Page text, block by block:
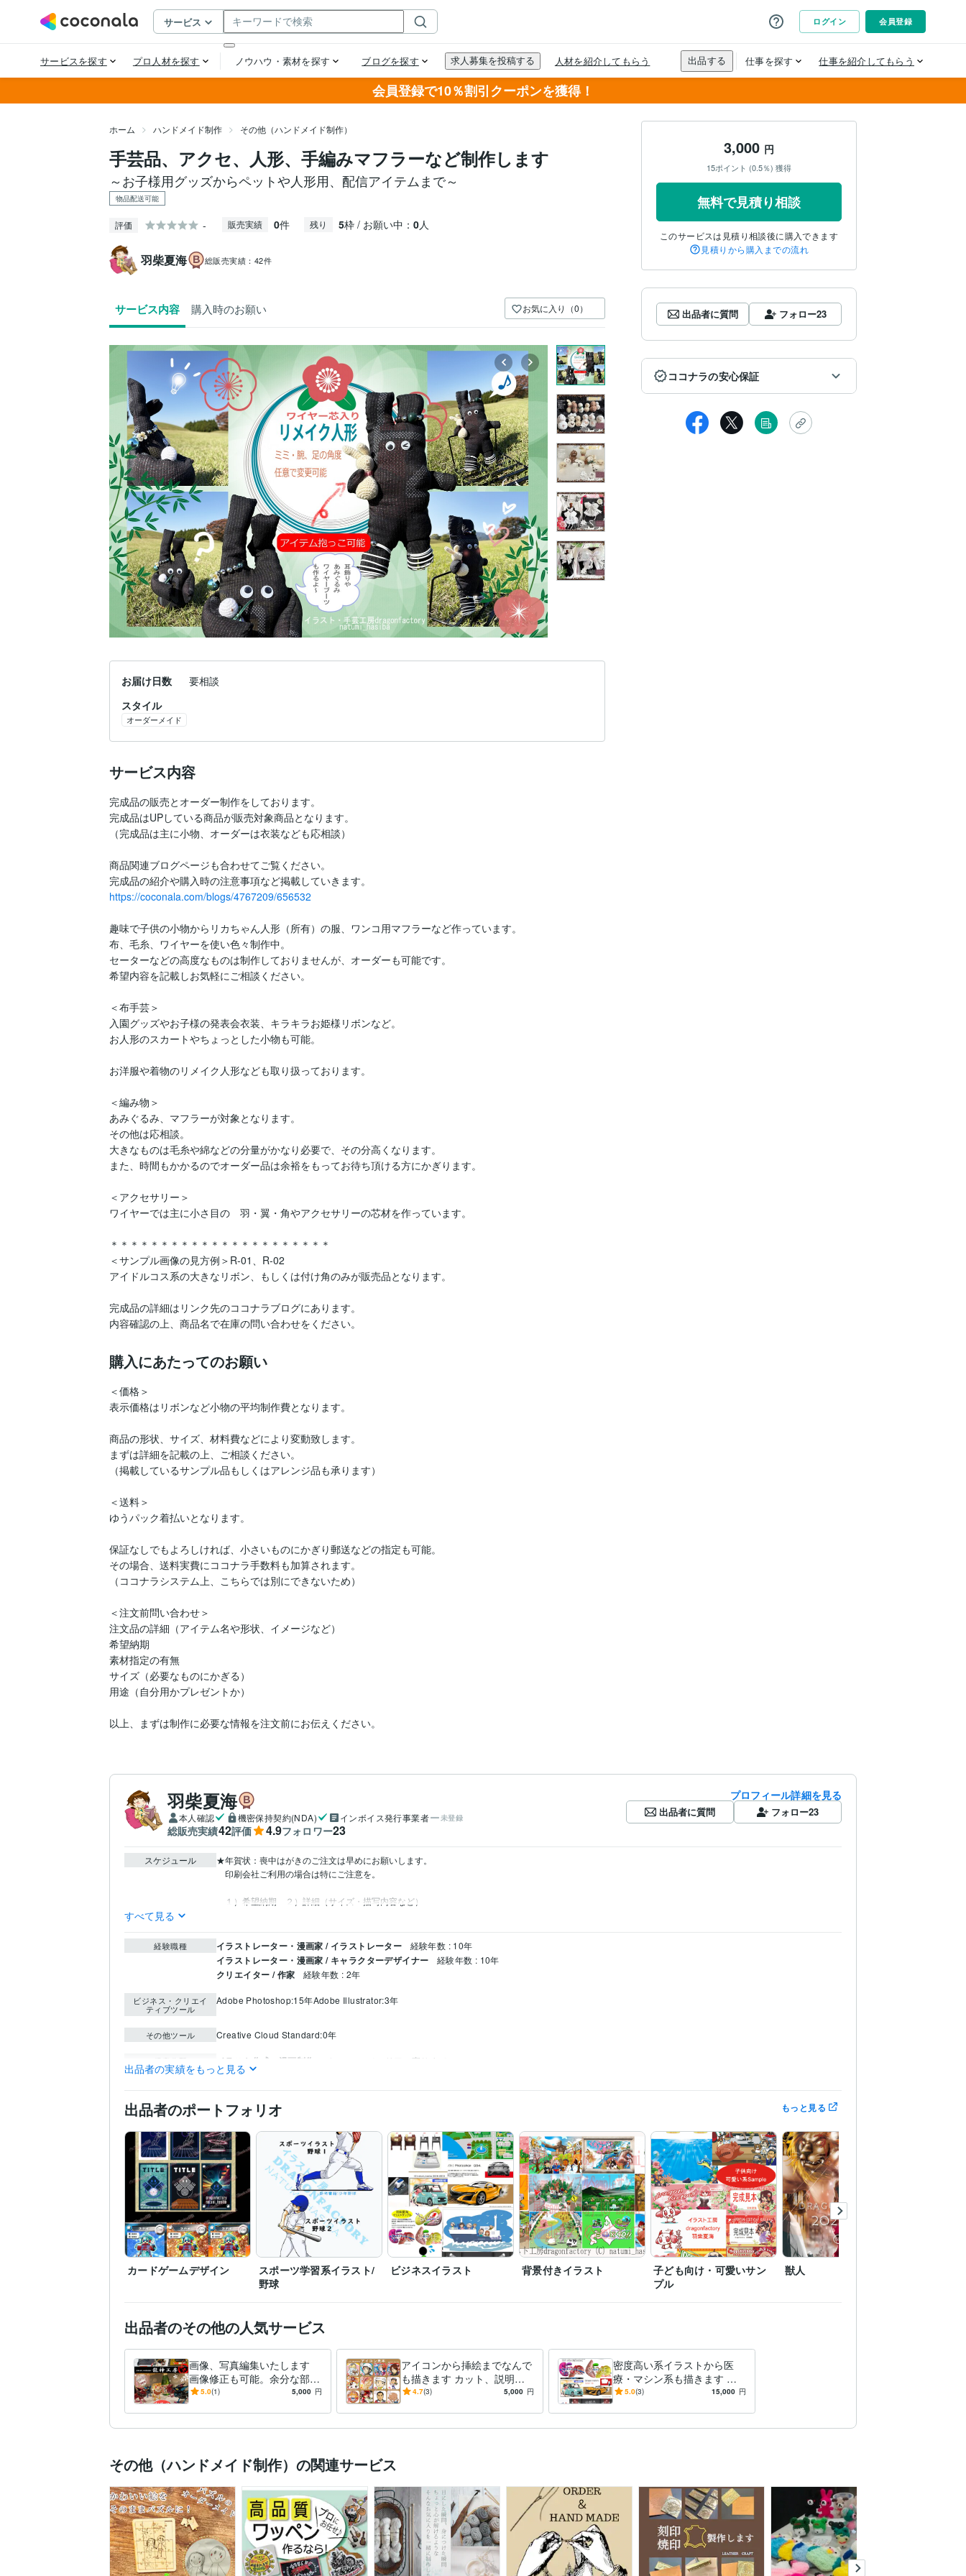
会員登録で10％割引クーポンを獲得！
ホーム ハンドメイド制作 その他（ハンドメイド制作）
手芸品、アクセ、人形、手編みマフラーなど制作します
～お子様用グッズからペットや人形用、配信アイテムまで～
物品配送可能
評価 - 販売実績 0件 残り 5枠 / お願い中： 0人
羽柴夏海 総販売実績： 42件
サービス内容 購入時のお願い お気に入り（0）
お届け日数
要相談
スタイル
オーダーメイド
サービス内容
完成品の販売とオーダー制作をしております。
完成品はUPしている商品が販売対象商品となります。
（完成品は主に小物、オーダーは衣装なども応相談）
商品関連ブログページも合わせてご覧ください。
https://coconala.com/blogs/4767209/656532
趣味で子供の小物からリカちゃん人形（所有）の服、ワンコ用マフラーなど作っています。
布、毛糸、ワイヤーを使い色々制作中。
セーターなどの高度なものは制作しておりませんが、オーダーも可能です。
希望内容を記載しお気軽にご相談ください。
＜布手芸＞
入園グッズやお子様の発表会衣装、キラキラお姫様リボンなど。
お人形のスカートやちょっとした小物も可能。
お洋服や着物のリメイク人形なども取り扱っております。
＜編み物＞
あみぐるみ、マフラーが対象となります。
その他は応相談。
大きなものは毛糸や綿などの分量がかなり必要で、その分高くなります。
また、時間もかかるのでオーダー品は余裕をもってお待ち頂ける方にかぎります。
＜アクセサリー＞
ワイヤーでは主に小さ目の　羽・翼・角やアクセサリーの芯材を作っています。
＊＊＊＊＊＊＊＊＊＊＊＊＊＊＊＊＊＊＊＊＊＊
＜サンプル画像の見方例＞R-01、R-02
アイドルコス系の大きなリボン、もしくは付け角のみが販売品となります。
完成品の詳細はリンク先のココナラブログにあります。
内容確認の上、商品名で在庫の問い合わせをください。
購入にあたってのお願い
＜価格＞
表示価格はリボンなど小物の平均制作費となります。
商品の形状、サイズ、材料費などにより変動致します。
まずは詳細を記載の上、ご相談ください。
（掲載しているサンプル品もしくはアレンジ品も承ります）
＜送料＞
ゆうパック着払いとなります。
保証なしでもよろしければ、小さいものにかぎり郵送などの指定も可能。
その場合、送料実費にココナラ手数料も加算されます。
（ココナラシステム上、こちらでは別にできないため）
＜注文前問い合わせ＞
注文品の詳細（アイテム名や形状、イメージなど）
希望納期
素材指定の有無
サイズ（必要なものにかぎる）
用途（自分用かプレゼントか）
3,000 円
15ポイント (0.5％) 獲得
無料で見積り相談
このサービスは見積り相談後に購入できます
見積りから購入までの流れ
出品者に質問 フォロー23
ココナラの安心保証
羽柴夏海
本人確認 機密保持契約(NDA) インボイス発行事業者 未登録
総販売実績42評価 4.9フォロワー23
プロフィール詳細を見る
出品者に質問 フォロー23
スケジュール
★年賀状：喪中はがきのご注文は早めにお願いします。
印刷会社ご利用の場合は特にご注意を。
１）希望納期　２）詳細（サイズ・描写内容など）
すべて見る
経験職種 イラストレーター・漫画家 / イラストレーター 経験年数 : 10年
イラストレーター・漫画家 / キャラクターデザイナー 経験年数 : 10年
クリエイター / 作家 経験年数 : 2年
ビジネス・クリエイ
ティブツール
Adobe Photoshop:15年Adobe Illustrator:3年
その他ツール Creative Cloud Standard:0年
得意分野 イラスト作成・漫画制作 ディフォルメ～リアル寄りまで
イラストレーター
出品者の実績をもっと見る
出品者のポートフォリオ もっと見る
カードゲームデザイン
スポーツ学習系イラスト/
野球
ビジネスイラスト 背景付きイラスト
子ども向け・可愛いサン
プル
獣人
出品者のその他の人気サービス
画像、写真編集いたします
画像修正も可能。余分な部分
を消したり追加したり応相談
5.0(1) 5,000 円
アイコンから挿絵までなんで
も描きます カット、説明
図、マシン系からウェルカム
4.7(3) 5,000 円
密度高い系イラストから医
療・マシン系も描きます イ
メージ図などもラフと説明か
5.0(3) 15,000 円
その他（ハンドメイド制作）の関連サービス